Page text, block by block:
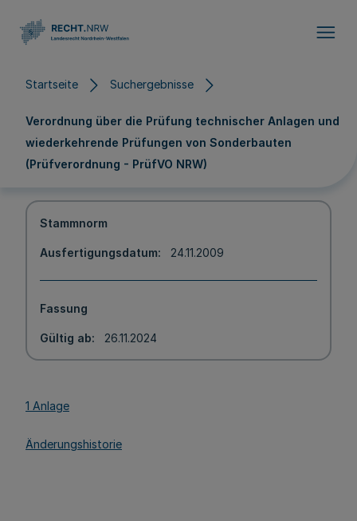
Startseite Suchergebnisse
Verordnung über die Prüfung technischer Anlagen und
wiederkehrende Prüfungen von Sonderbauten
(Prüfverordnung - PrüfVO NRW)
Stammnorm
Ausfertigungsdatum 24.11.2009
Fassung
Gültig ab 26.11.2024
1 Anlage
Änderungshistorie